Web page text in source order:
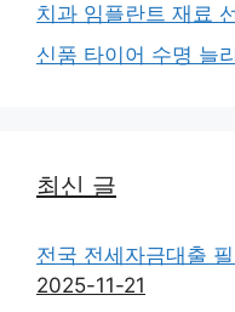
치과 임플란트 재료
신품 타이어 수명 늘
최신 글
전국 전세자금대출
2025-11-21